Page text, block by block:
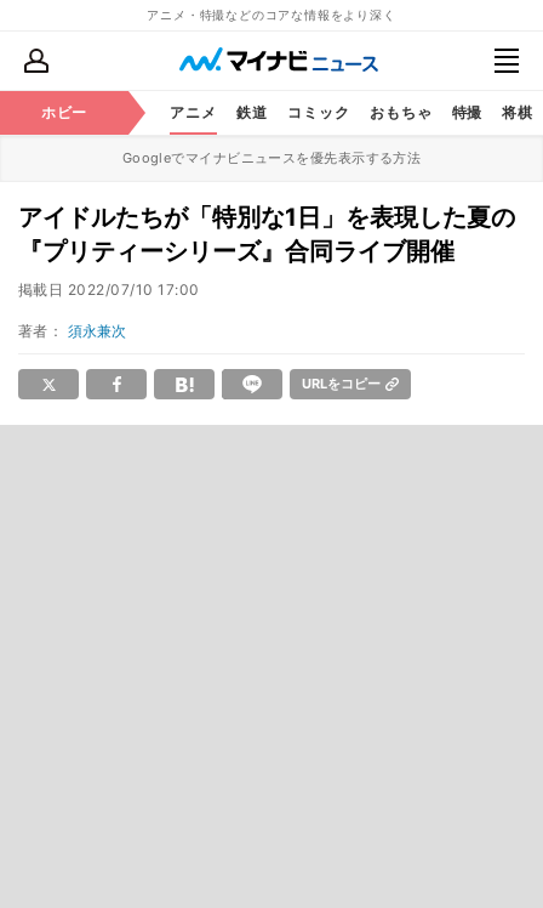
アニメ・特撮などのコアな情報をより深く
ホビー アニメ 鉄道 コミック おもちゃ 特撮 将棋
Googleでマイナビニュースを優先表示する方法
アイドルたちが「特別な1日」を表現した夏の
『プリティーシリーズ』合同ライブ開催
掲載日 2022/07/10 17:00
著者： 須永兼次
URLをコピー